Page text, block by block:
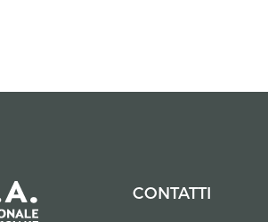
CONTATTI